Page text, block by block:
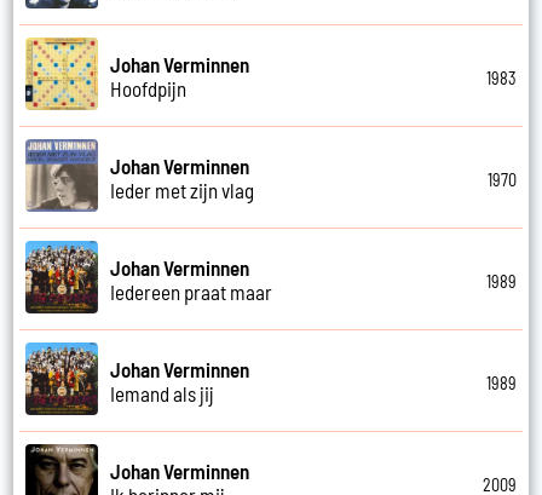
Johan Verminnen
Hoofdpijn
1983
Johan Verminnen
Ieder met zijn vlag
1970
Johan Verminnen
Iedereen praat maar
1989
Johan Verminnen
Iemand als jij
1989
Johan Verminnen
2009